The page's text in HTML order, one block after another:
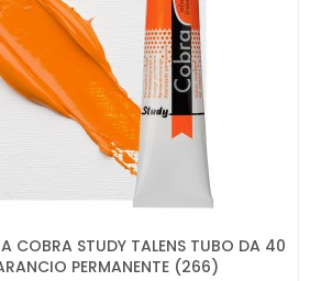
COBRA STUDY TALENS TUBO DA 40
PERMANENTE (266)